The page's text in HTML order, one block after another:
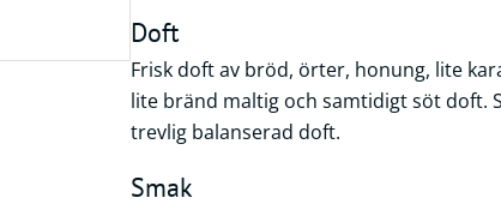
Doft
Frisk doft av bröd, örter, honung, lite
lite bränd maltig och samtidigt söt doft.
trevlig balanserad doft.
Smak